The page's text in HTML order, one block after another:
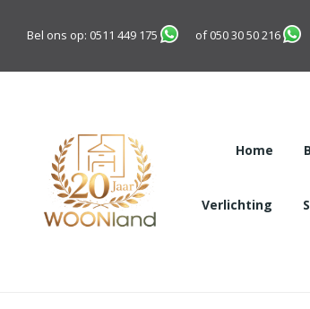
Bel ons op: 0511 449 175 of050 30 50 216
Home
Verlichting